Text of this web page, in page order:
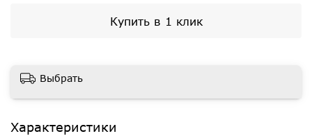
Купить в 1 клик
Выбрать
Характеристики